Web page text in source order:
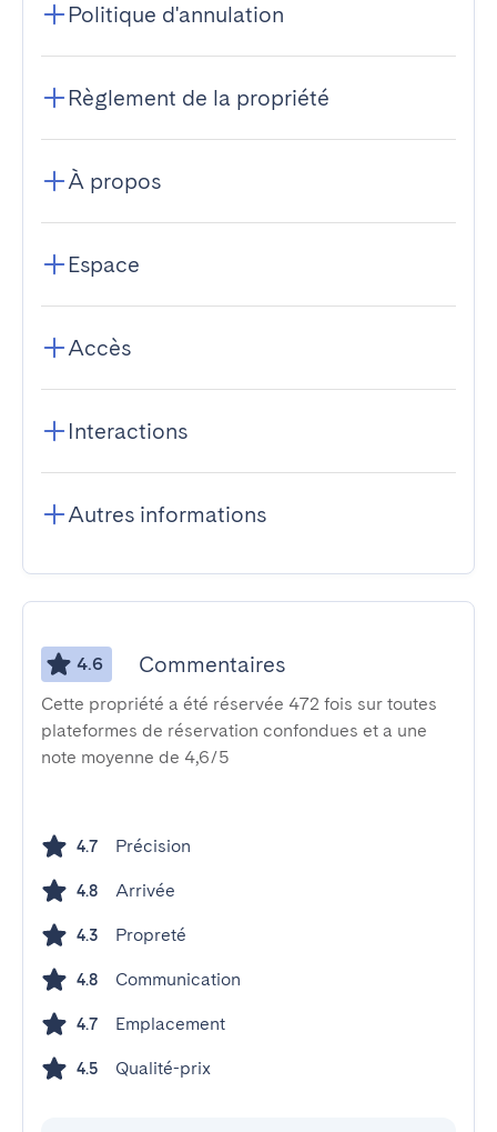
Politique d'annulation
Règlement de la propriété
À propos
Espace
Accès
Interactions
Autres informations
4.6 Commentaires
Cette propriété a été réservée 472 fois sur toutes
plateformes de réservation confondues et a une
note moyenne de 4,6/5
4.7 Précision
4.8 Arrivée
4.3 Propreté
4.8 Communication
4.7 Emplacement
4.5 Qualité-prix